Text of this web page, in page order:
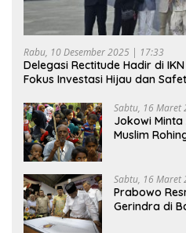
Rabu, 10 Desember 2025 | 17:33
Delegasi Rectitude Hadir di
Fokus Investasi Hijau dan
Sabtu, 16
Jokowi Minta
Muslim
Sabtu, 16
Prabowo
Gerindra di